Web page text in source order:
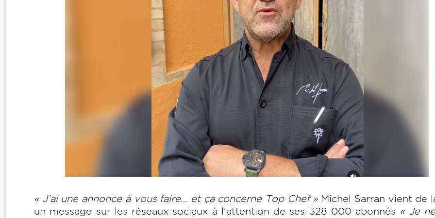
« J’ai une annonce à vous faire… et ça concerne Top Chef »Michel Sarran vient de
un message sur les réseaux sociaux à l’attention de ses 328 000 abonnés « Je